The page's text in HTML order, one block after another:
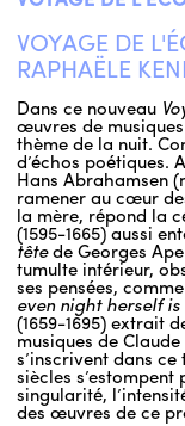
VOYAGE DE
RAPHAËLE
Dans ce nouveau
œuvres de
thème de la nuit.
d’échos poétiques.
Hans Abrahamsen
ramener au cœur
la mère, répond la
(1595-1665) aussi
têtede Georges
tumulte intérieur,
ses pensées,
even night herself
(1659-1695) extrait
musiques de Claude
s’inscrivent dans
siècles
singularité,
des œuvres de ce